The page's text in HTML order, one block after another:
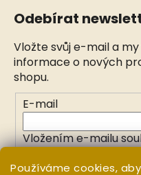
Používáme cookies,
Odebírat
Vložte svůj e-mail a
informace o nových
shopu.
E-mail
Vložením e-mailu